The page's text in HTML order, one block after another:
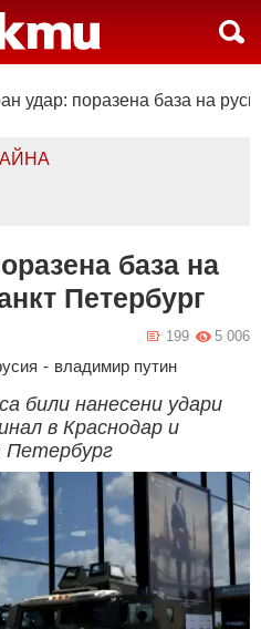
удар: поразена база на
база на
Петербург
5 006
199
- владимир путин
били нанесени удари
в Краснодар и
Петербург